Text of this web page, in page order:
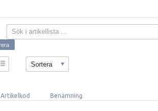
Sortera
Artikelkod Benämning